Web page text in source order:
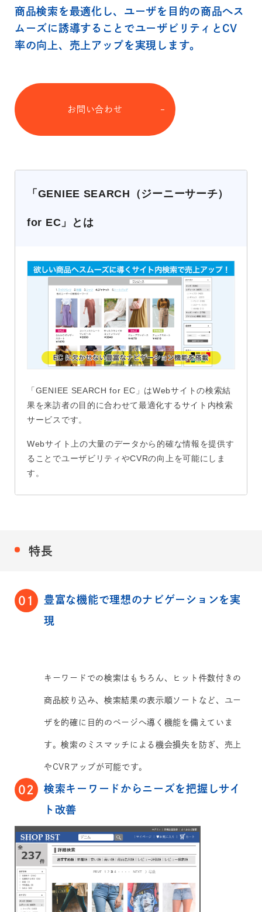
商品検索を最適化し、ユーザを目的の商品へス
ムーズに誘導することでユーザビリティとCV
率の向上、売上アップを実現します。
お問い合わせ
「GENIEE SEARCH（ジーニーサーチ）
for EC」とは
「GENIEE SEARCH for EC」はWebサイトの検索結
果を来訪者の目的に合わせて最適化するサイト内検索
サービスです。
Webサイト上の大量のデータから的確な情報を提供す
ることでユーザビリティやCVRの向上を可能にしま
す。
特長
01
豊富な機能で理想のナビゲーションを実
現
キーワードでの検索はもちろん、ヒット件数付きの
商品絞り込み、検索結果の表示順ソートなど、ユー
ザを的確に目的のページへ導く機能を備えていま
す。検索のミスマッチによる機会損失を防ぎ、売上
やCVRアップが可能です。
02
検索キーワードからニーズを把握しサイ
ト改善